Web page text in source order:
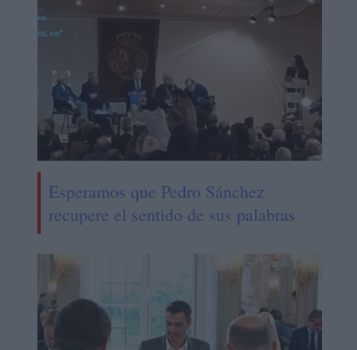
Esperamos que Pedro Sánchez
recupere el sentido de sus palabras